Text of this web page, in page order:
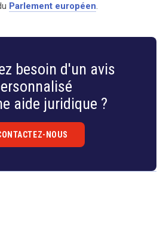
Parlement européen.
besoin d'un avis
aide juridique ?
NOUS